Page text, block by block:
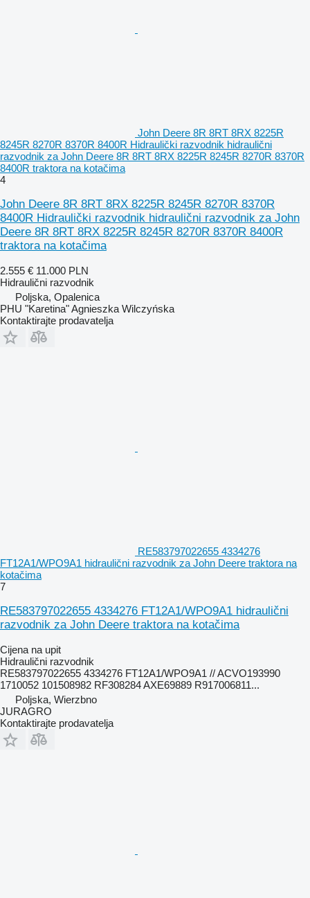
John Deere 8R 8RT 8RX 8225R
8245R 8270R 8370R 8400R Hidraulički razvodnik hidraulični
razvodnik za John Deere 8R 8RT 8RX 8225R 8245R 8270R 8370R
8400R traktora na kotačima
4
John Deere 8R 8RT 8RX 8225R 8245R 8270R 8370R
8400R Hidraulički razvodnik hidraulični razvodnik za John
Deere 8R 8RT 8RX 8225R 8245R 8270R 8370R 8400R
traktora na kotačima
2.555 € 11.000 PLN
Hidraulični razvodnik
Poljska, Opalenica
PHU "Karetina" Agnieszka Wilczyńska
Kontaktirajte prodavatelja
RE583797022655 4334276
FT12A1/WPO9A1 hidraulični razvodnik za John Deere traktora na
kotačima
7
RE583797022655 4334276 FT12A1/WPO9A1 hidraulični
razvodnik za John Deere traktora na kotačima
Cijena na upit
Hidraulični razvodnik
RE583797022655 4334276 FT12A1/WPO9A1 // ACVO193990
1710052 101508982 RF308284 AXE69889 R917006811...
Poljska, Wierzbno
JURAGRO
Kontaktirajte prodavatelja